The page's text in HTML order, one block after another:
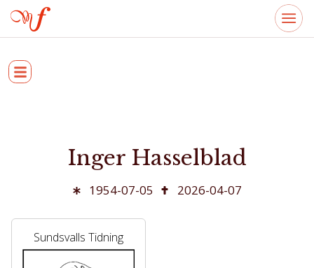
Inger Hasselblad
1954-07-05 2026-04-07
Sundsvalls Tidning